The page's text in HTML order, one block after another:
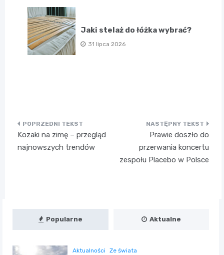
Jaki stelaż do łóżka wybrać?
31 lipca 2026
Nawigacja
wpisu
Kozaki na zimę – przegląd
najnowszych trendów
Prawie doszło do
przerwania koncertu
zespołu Placebo w Polsce
Popularne Aktualne
Aktualności Ze świata